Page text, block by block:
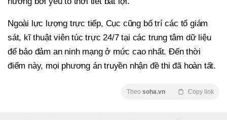
Ngoài lực lượng trực tiếp, Cục cũng bố trí các tổ giám
sát, kĩ thuật viên túc trực 24/7 tại các trung tâm dữ liệu
để bảo đảm an ninh mạng ở mức cao nhất. Đến thời
điểm này, mọi phương án truyền nhận đề thi đã hoàn tất.
Theo soha.vn Copy link